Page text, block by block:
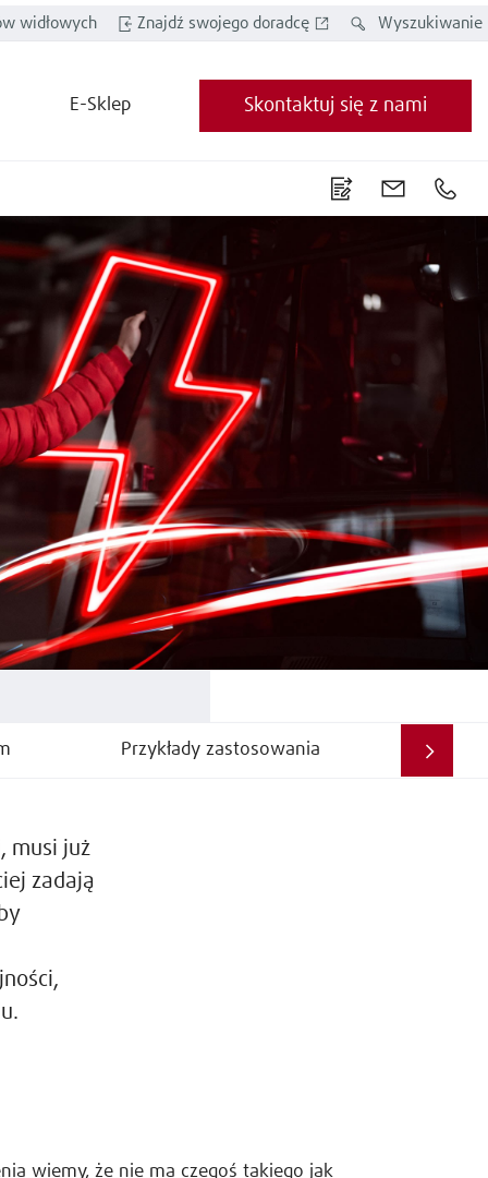
E-Sklep
Wyszukiwanie
Znajdź swojego doradcę
widłowych
Skontaktuj się z nami
Przykłady zastosowania
musi już
zadają
wiemy, że nie ma czegoś takiego jak